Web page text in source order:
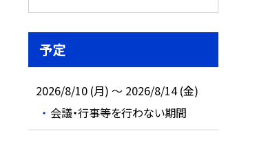
予定
2026/8/10 (月) ～ 2026/8/14 (金)
会議・行事等を行わない期間